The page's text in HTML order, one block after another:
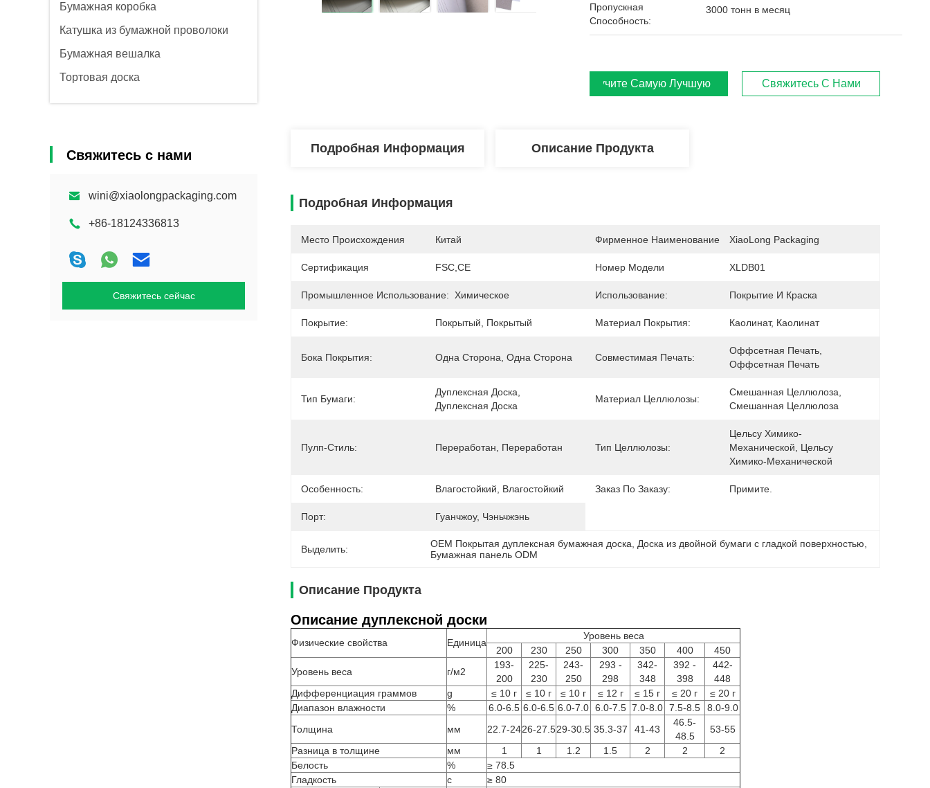
Бумажная коробка
Катушка из бумажной проволоки
Бумажная вешалка
Тортовая доска
Свяжитесь с нами
wini@xiaolongpackaging.com
+86-18124336813
Свяжитесь сейчас
Пропускная
Способность:
3000 тонн в месяц
Получите Самую Лучшую Цену Свяжитесь С Нами
Подробная Информация Описание Продукта
Подробная Информация
Место Происхождения Китай Фирменное Наименование XiaoLong Packaging
Сертификация FSC,CE Номер Модели XLDB01
Промышленное Использование: Химическое Использование: Покрытие И Краска
Покрытие: Покрытый, Покрытый Материал Покрытия: Каолинат, Каолинат
Бока Покрытия: Одна Сторона, Одна Сторона Совместимая Печать:
Оффсетная Печать,
Оффсетная Печать
Тип Бумаги:
Дуплексная Доска,
Дуплексная Доска
Материал Целлюлозы:
Смешанная Целлюлоза,
Смешанная Целлюлоза
Пулп-Стиль: Переработан, Переработан Тип Целлюлозы:
Цельсу Химико-
Механической, Цельсу
Химико-Механической
Особенность: Влагостойкий, Влагостойкий Заказ По Заказу: Примите.
Порт: Гуанчжоу, Чэньчжэнь
Выделить: OEM Покрытая дуплексная бумажная доска Доска из двойной бумаги с гладкой поверхностью
Бумажная панель ODM
Описание Продукта
Описание дуплексной доски
Физические свойства Единица
Уровень веса
200
230 250 300 350 400
450
Уровень веса
г/м2
193-
200
225-
230
243-
250
293 -
298
342-
348
392 -
398
442-
448
Дифференциация граммов
g ≤ 10 г ≤ 10 г ≤ 10 г ≤ 12 г ≤ 15 г ≤ 20 г
≤ 20 г
Диапазон влажности
% 6.0-6.5 6.0-6.5 6.0-7.0 6.0-7.5 7.0-8.0 7.5-8.5
8.0-9.0
Толщина
мм 22.7-2426-27.529-30.5 35.3-37 41-43
46.5-
48.5
53-55
Разница в толщине
мм 1 1 1.2 1.5 2 2
2
Белость
%
≥ 78.5
Гладкость
с
≥ 80